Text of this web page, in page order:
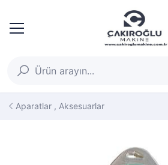
Aparatlar , Aksesuarlar